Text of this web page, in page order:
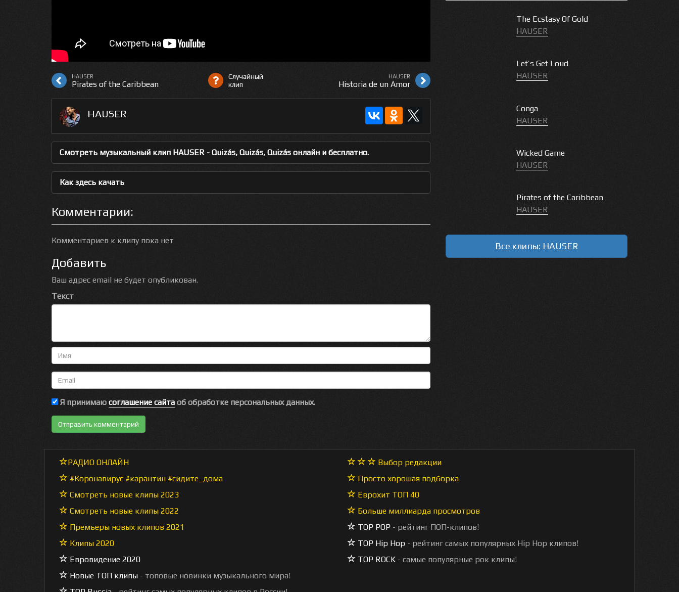
HAUSER
Pirates of the Caribbean
Случайный
клип
HAUSER
Historia de un Amor
HAUSER
Смотреть музыкальный клип HAUSER - Quizás, Quizás, Quizás онлайн и бесплатно.
Как здесь качать
Комментарии:
Комментариев к клипу пока нет
Добавить
Ваш адрес email не будет опубликован.
Текст
Имя
Email
Я принимаю соглашение сайта об обработке персональных данных.
The Ecstasy Of Gold
HAUSER
Let’s Get Loud
HAUSER
Conga
HAUSER
Wicked Game
HAUSER
Pirates of the Caribbean
HAUSER
Все клипы: HAUSER
РАДИО ОНЛАЙН
#Коронавирус #карантин #сидите_дома
Смотреть новые клипы 2023
Смотреть новые клипы 2022
Премьеры новых клипов 2021
Клипы 2020
Евровидение 2020
Новые ТОП клипы - топовые новинки музыкального мира!
Выбор редакции
Просто хорошая подборка
Еврохит ТОП 40
Больше миллиарда просмотров
TOP POP - рейтинг ПОП-клипов!
TOP Hip Hop - рейтинг самых популярных Hip Hop клипов!
TOP ROCK - самые популярные рок клипы!